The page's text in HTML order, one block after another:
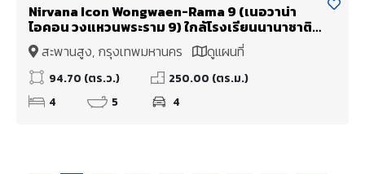
Nirvana Icon Wongwaen-Rama 9 (เนอวาน่า
ไอคอน วงแหวนพระราม 9) ใกล้โรงเรียนนานาชาติ
Wellington College International School และ
มหาวิทยาลัยนานาชาติแสตมฟอร์ด
สะพานสูง, กรุงเทพมหานคร ดูแผนที่
94.70 (ตร.ว.)
250.00 (ตร.ม.)
4
5 4